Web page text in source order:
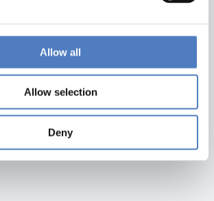
Allow all
Allow selection
Deny
Back to top
Innovation GmbH